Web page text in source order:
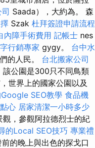
Saada），大約為。 森
Szak 杜拜簽證申請流程
內障手術費用 記帳士 nes
行銷專家 gygy。 台中水
的人民。 台北搬家公司
該公園是300只不同鳥類
世界上的國家公園以及
SEO教學 食品機
心 居家清潔一小時多少
，參觀阿拉德烈士的紀
的Local SEO技巧 專業禮
的晚上與出色的探戈口